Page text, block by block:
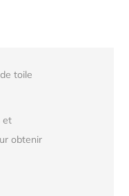
toile
et
obtenir